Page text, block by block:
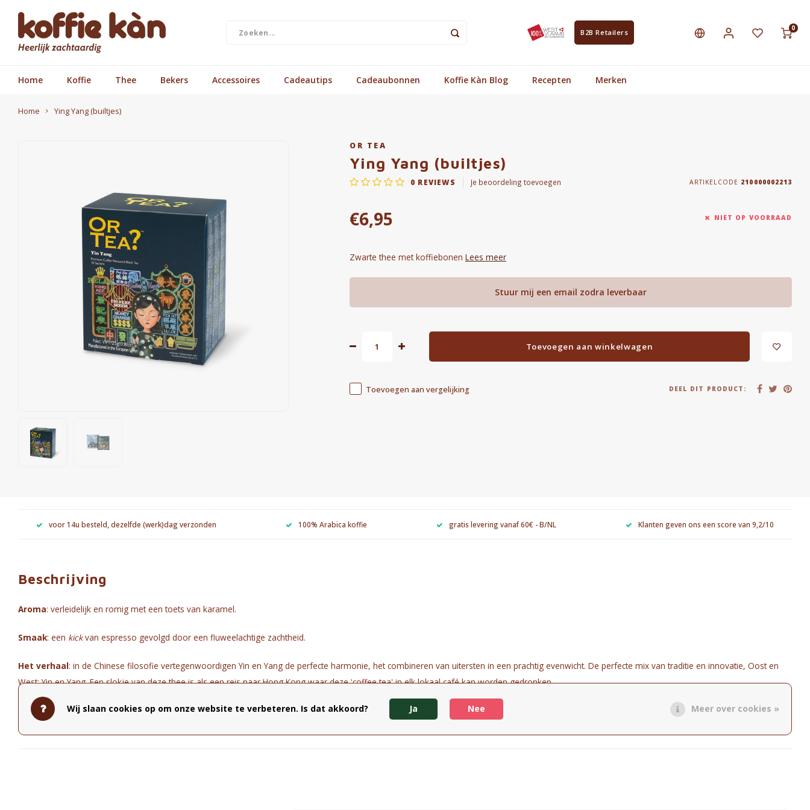
B2B Retailers
0
Home Koffie Thee Bekers Accessoires Cadeautips Cadeaubonnen Koffie Kàn Blog Recepten Merken
Home Ying Yang (builtjes)
OR TEA
Ying Yang (builtjes)
0 REVIEWS Je beoordeling toevoegen ARTIKELCODE 210000002213
€6,95 NIET OP VOORRAAD
Zwarte thee met koffiebonen Lees meer
Stuur mij een email zodra leverbaar
Toevoegen aan winkelwagen
Toevoegen aan vergelijking DEEL DIT PRODUCT:
voor 14u besteld, dezelfde (werk)dag verzonden 100% Arabica koffie gratis levering vanaf 60€ - B/NL Klanten geven ons een score van 9,2/10
Beschrijving
Aroma: verleidelijk en romig met een toets van karamel.
Smaak: een kickvan espresso gevolgd door een fluweelachtige zachtheid.
Het verhaal: in de Chinese filosofie vertegenwoordigen Yin en Yang de perfecte harmonie, het combineren van uitersten in een prachtig evenwicht. De perfecte mix van traditie en innovatie, Oost en
West: Yin en Yang. Een slokje van deze thee is als een reis naar Hong Kong waar deze 'coffee tea' in elk lokaal café kan worden gedronken.
Samenstelling : zwarte thee, geroosterde chicoreiwortel, geroosterde maté, zoethoutwortel, geroosterde koffiebonen, aroma's van ijskoffie, karamel, vanille en melk.
Wij slaan cookies op om onze website te verbeteren. Is dat akkoord? Ja Nee Meer over cookies »